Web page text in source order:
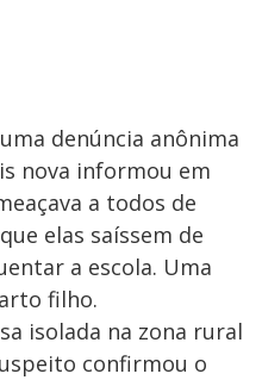
denúncia anônima
nova informou em
a todos de
elas saíssem de
a escola. Uma
filho.
isolada na zona rural
confirmou o